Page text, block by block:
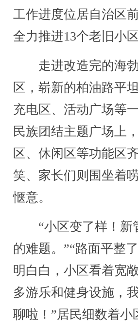
工作进度位居自治区
全力推进13个老旧小
走进改造完的海勃
区，崭新的柏油路平
充电区、活动广场等
民族团结主题广场上
区、休闲区等功能区
笑、家长们则围坐着
惬意。
“小区变了样！新
的难题。”“路面平整
明白白，小区看着宽
多游乐和健身设施，
聊啦！”居民细数着